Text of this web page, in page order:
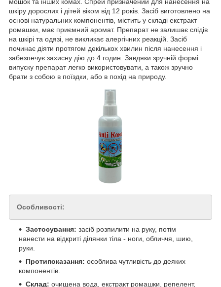
мошок та інших комах. Спрей призначений для нанесення на
шкіру дорослих і дітей віком від 12 років. Засіб виготовлено на
основі натуральних компонентів, містить у складі екстракт
ромашки, має приємний аромат. Препарат не залишає слідів
на шкірі та одязі, не викликає алергічних реакцій. Засіб
починає діяти протягом декількох хвилин після нанесення і
забезпечує захисну дію до 4 годин. Завдяки зручній формі
випуску препарат легко використовувати, а також зручно
брати з собою в поїздки, або в похід на природу.
Особливості:
Застосування: засіб розпилити на руку, потім
нанести на відкриті ділянки тіла - ноги, обличчя, шию,
руки.
Протипоказання: особлива чутливість до деяких
компонентів.
Склад: очищена вода, екстракт ромашки, репелент,